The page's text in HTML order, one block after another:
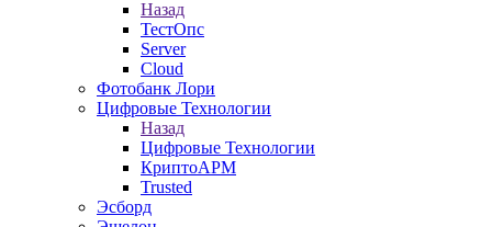
Назад
ТестОпс
Server
Cloud
Фотобанк Лори
Цифровые Технологии
Назад
Цифровые Технологии
КриптоАРМ
Trusted
Эсборд